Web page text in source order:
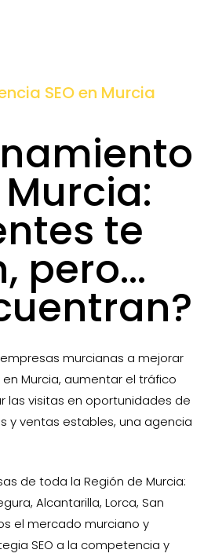
SEO en Murcia
Murcia:
te
pero...
murcianas a mejorar
Murcia, aumentar el tráfico
las visitas en oportunidades de
y ventas estables, una agencia
de toda la Región de Murcia:
Alcantarilla, Lorca, San
el mercado murciano y
SEO a la competencia y